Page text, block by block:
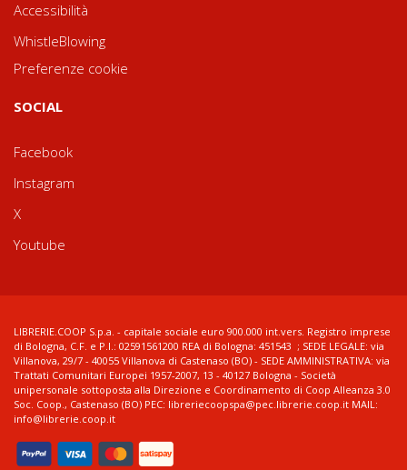
Accessibilità
WhistleBlowing
Preferenze cookie
SOCIAL
Facebook
Instagram
X
Youtube
LIBRERIE.COOP S.p.a. - capitale sociale euro 900.000 int.vers. Registro imprese
di Bologna, C.F. e P.I.: 02591561200 REA di Bologna: 451543 ; SEDE LEGALE: via
Villanova, 29/7 - 40055 Villanova di Castenaso (BO) - SEDE AMMINISTRATIVA: via
Trattati Comunitari Europei 1957-2007, 13 - 40127 Bologna - Società
unipersonale sottoposta alla Direzione e Coordinamento di Coop Alleanza 3.0
Soc. Coop., Castenaso (BO) PEC: libreriecoopspa@pec.librerie.coop.it MAIL:
info@librerie.coop.it